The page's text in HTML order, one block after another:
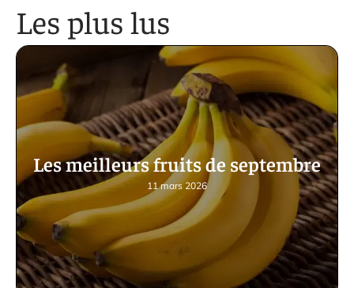
Les plus lus
Les meilleurs fruits de septembre
11 mars 2026